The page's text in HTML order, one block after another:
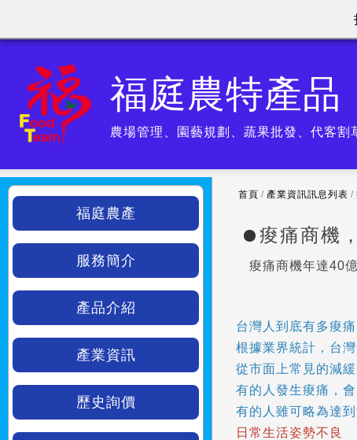
福庭農特產品
農場管理、園藝規劃、蔬果批發、代客
首頁 / 產業資訊訊息列表 /
痠痛商機
痠痛商機年達40
台灣人到底有多痠痛
根據業界統計，台
從市面上常見的減
有的人發生痠痛，
有的人雖可略為達
日常生活姿勢不良
福庭農產
服務簡介
產品介紹
產業資訊
歷史詢價